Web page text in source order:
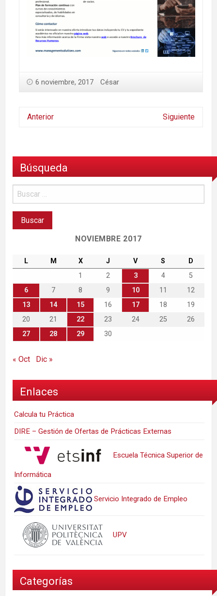
6 noviembre, 2017 César
Anterior Siguiente
Búsqueda
NOVIEMBRE 2017
L M X J V S
D
1
2 3 4
5
6
7 8 9 10 11
12
13
14 15 16 17 18
19
20
21 22 23 24 25
26
27
28 29 30
« Oct Dic »
Enlaces
Calcula tu Práctica
DIRE – Gestión de Ofertas de Prácticas Externas
Escuela Técnica Superior de
Informática
Servicio Integrado de Empleo
UPV
Categorías